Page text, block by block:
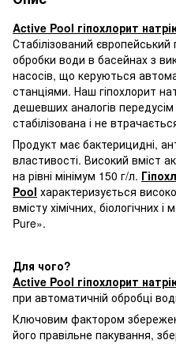
Active Pool гіпохлорит
Стабілізований
обробки води в басейнах з
насосів, що керуються
станціями. Наш гіпохлорит
дешевших аналогів
стабілізована і не
Продукт має бактерицидні,
властивості. Високий вміст
на рівні мінімум 150 г/л.
Pool характеризується
вмісту хімічних, біологічних
Pure».
Для чого?
Active Pool гіпохлорит
при автоматичній обробці
Ключовим фактором
його правільне пакування,